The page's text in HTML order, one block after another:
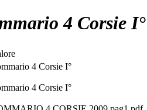
4 Corsie I°
4 Corsie I°
4 Corsie I°